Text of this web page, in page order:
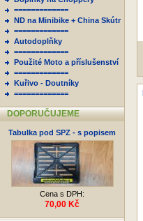
=============
ND na Minibike + China Skútr
=============
Autodoplňky
=============
Použité Moto a příslušenství
=============
Kuřivo - Doutníky
=============
DOPORUČUJEME
Tabulka pod SPZ - s popisem
Cena s DPH:
70,00 Kč